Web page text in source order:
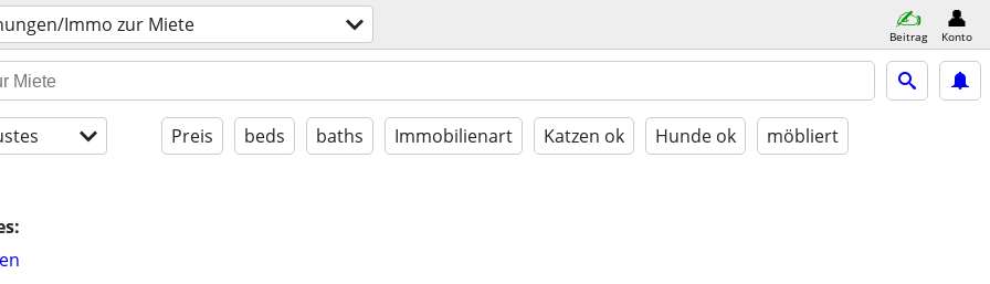
Immo zur Miete Beitrag Konto
Preis beds baths Immobilienart Katzen ok Hunde ok möbliert